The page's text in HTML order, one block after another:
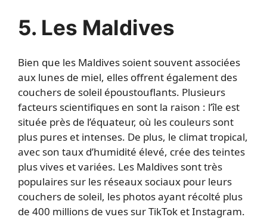
5. Les Maldives
Bien que les Maldives soient souvent associées
aux lunes de miel, elles offrent également des
couchers de soleil époustouflants. Plusieurs
facteurs scientifiques en sont la raison : l’île est
située près de l’équateur, où les couleurs sont
plus pures et intenses. De plus, le climat tropical,
avec son taux d’humidité élevé, crée des teintes
plus vives et variées. Les Maldives sont très
populaires sur les réseaux sociaux pour leurs
couchers de soleil, les photos ayant récolté plus
de 400 millions de vues sur TikTok et Instagram.